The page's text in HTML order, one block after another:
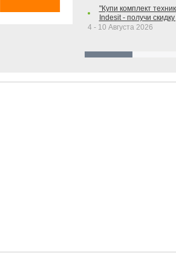
"Купи комплект
Indesit - получи
4 - 10 Августа 2026